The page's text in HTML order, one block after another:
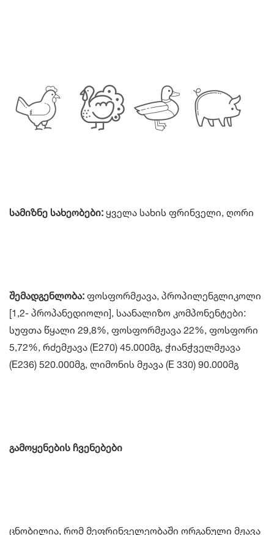
სამიზნე სახეობები: ყველა სახის ფრინველი, ღორი
შემადგენლობა: ფოსფორმჟავა, პროპილენგლიკოლი
[1,2- პროპანედიოლი], საანალიზო კომპონენტები:
სუფთა წყალი 29,8%, ფოსფორმჟავა 22%, ფოსფორი
5,72%, რძემჟავა (E270) 45.000მგ, ჭიანჭველმჟავა
(E236) 520.000მგ, ლიმონის მჟავა (E 330) 90.000მგ
გამოყენების ჩვენებები
ცნობილია, რომ მეფრინველეობაში ორგანული მჟავა